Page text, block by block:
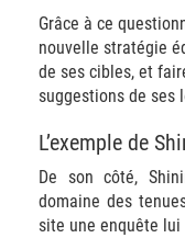
Grâce à ce
nouvelle stratégie
de ses cibles, et
suggestions de ses
L’exemple de
De son côté,
domaine des
site une enquête